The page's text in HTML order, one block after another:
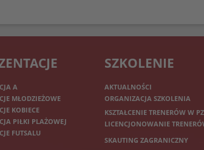
A
MŁODZIEŻOWE
KOBIECE
PIŁKI PLAŻOWEJ
FUTSALU
SZKOLENIE
AKTUALNOŚCI
ORGANIZACJA SZKOLENIA
KSZTAŁCENIE TRENERÓW W
LICENCJONOWANIE
SKAUTING ZAGRANICZNY